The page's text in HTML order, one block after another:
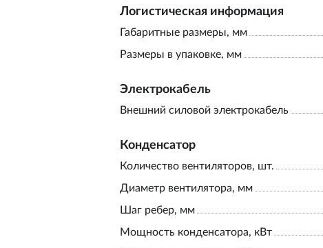
Логистическая информация
Габаритные размеры, мм
Размеры в упаковке, мм
Электрокабель
Внешний силовой электрокабель
Конденсатор
Количество вентиляторов, шт.
Диаметр вентилятора, мм
Шаг ребер, мм
Мощность конденсатора, кВт